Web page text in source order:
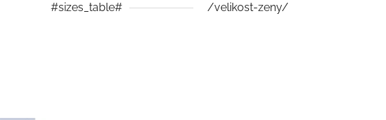
#sizes_table#
/velikost-zeny/